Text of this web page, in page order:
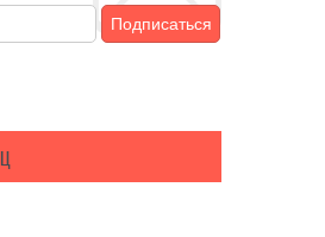
Подписаться